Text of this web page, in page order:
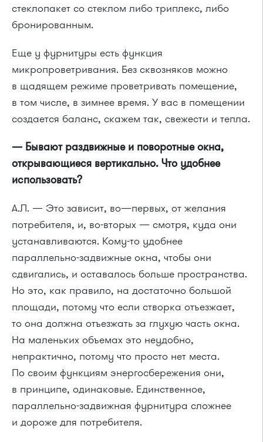
стеклопакет со стеклом либо триплекс, либо
бронированным.
Еще у фурнитуры есть функция
микропроветривания. Без сквозняков можно
в щадящем режиме проветривать помещение,
в том числе, в зимнее время. У вас в помещении
создается баланс, скажем так, свежести и тепла.
— Бывают раздвижные и поворотные окна,
открывающиеся вертикально. Что удобнее
использовать?
А.Л. — Это зависит, во—первых, от желания
потребителя, и, во-вторых — смотря, куда они
устанавливаются. Кому-то удобнее
параллельно-задвижные окна, чтобы они
сдвигались, и оставалось больше пространства.
Но это, как правило, на достаточно большой
площади, потому что если створка отъезжает,
то она должна отъезжать за глухую часть окна.
На маленьких объемах это неудобно,
непрактично, потому что просто нет места.
По своим функциям энергосбережения они,
в принципе, одинаковые. Единственное,
параллельно-задвижная фурнитура сложнее
и дороже для потребителя.